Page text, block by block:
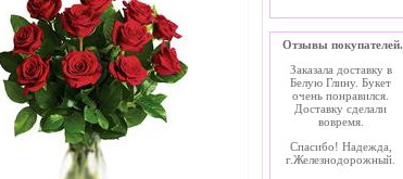
Отзывы покупателей.
Заказала доставку в
Белую Глину. Букет
очень понравился.
Доставку сделали
вовремя.
Спасибо! Надежда,
г.Железнодорожный.